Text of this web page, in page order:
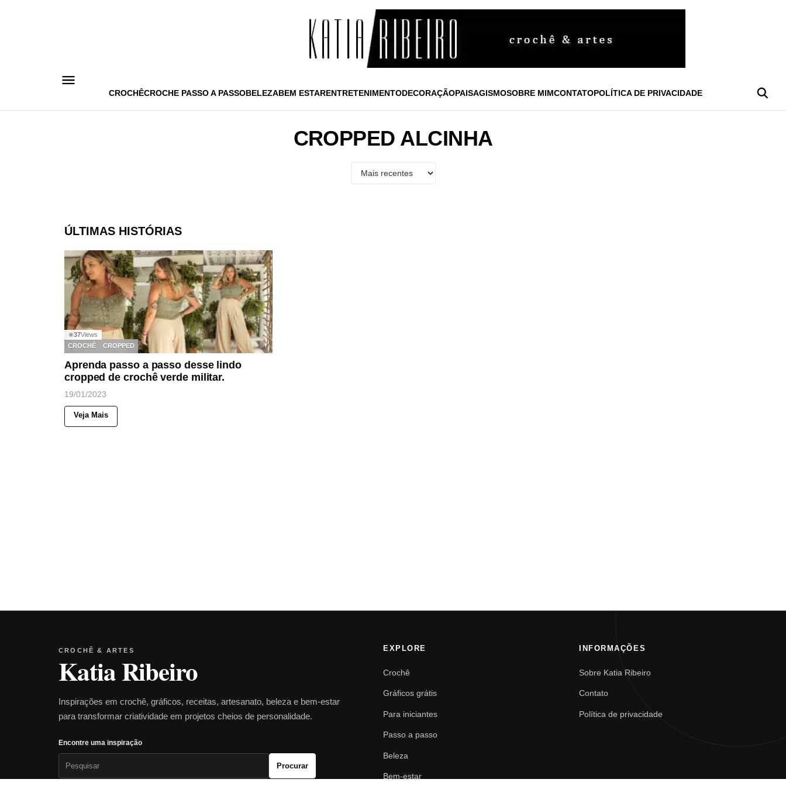
CROCHÊCROCHE PASSO A PASSOBELEZABEM ESTARENTRETENIMENTODECORAÇÃOPAISAGISMOSOBRE MIMCONTATOPOLÍTICA DE PRIVACIDADE
CROPPED ALCINHA
ÚLTIMAS HISTÓRIAS
◉37Views
CROCHÊ
CROPPED
Aprenda passo a passo desse lindo
cropped de crochê verde militar.
19/01/2023
Veja Mais
CROCHÊ & ARTES
Katia Ribeiro
Inspirações em crochê, gráficos, receitas, artesanato, beleza e bem-estar
para transformar criatividade em projetos cheios de personalidade.
Encontre uma inspiração
Procurar
EXPLORE
Crochê
Gráficos grátis
Para iniciantes
Passo a passo
Beleza
Bem-estar
INFORMAÇÕES
Sobre Katia Ribeiro
Contato
Política de privacidade